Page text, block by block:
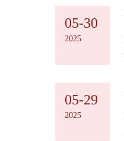
05-30
2025
05-29
2025